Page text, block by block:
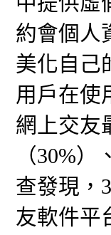
約會個人
美化自己
用戶在使
網上交友
（30%
查發現，
友軟件平